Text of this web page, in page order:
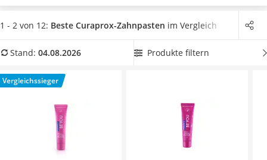
Nackenmassagegerät
Zeckenschutz Katze
Philips-Sonicare-Zahnbürste
Mineralfutter Pferd
Massagegerät
nicht nur in verschiedenen Geschmacksrichtungen, sondern
auchfür diverse Zahnbedürfnisse. So können Sie Ihre
Vergleichstabelle eine Curaprox-Zahnpasta mit Menthol-
profitieren. Überzeugt hat uns hier im August 2026
besonders das Modell
seinen Eigenschaften.
1 - 2 von 12: Beste Curaprox-Zahnpasten im Vergleich
Stand: 04.08.2026 Produkte filtern
Vergleichssieger